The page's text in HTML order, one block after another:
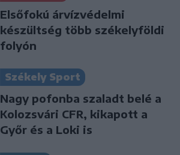
Elsőfokú árvízvédelmi
készültség több székelyföldi
folyón
Székely Sport
Nagy pofonba szaladt belé a
Kolozsvári CFR, kikapott a
Győr és a Loki is